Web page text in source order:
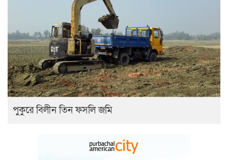
পুকুরে বিলীন তিন ফসলি জমি